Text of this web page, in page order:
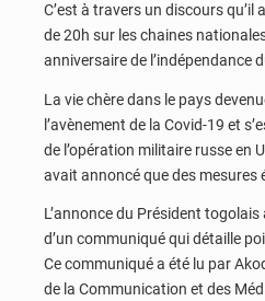
C’est à travers un discours
de 20h sur les chaines
anniversaire de l’indépendance
La vie chère dans le pays
l’avènement de la Covid-19 et
de l’opération militaire russe en
avait annoncé que des mesures
L’annonce du Président
d’un communiqué qui détaille
Ce communiqué a été lu par
de la Communication et des